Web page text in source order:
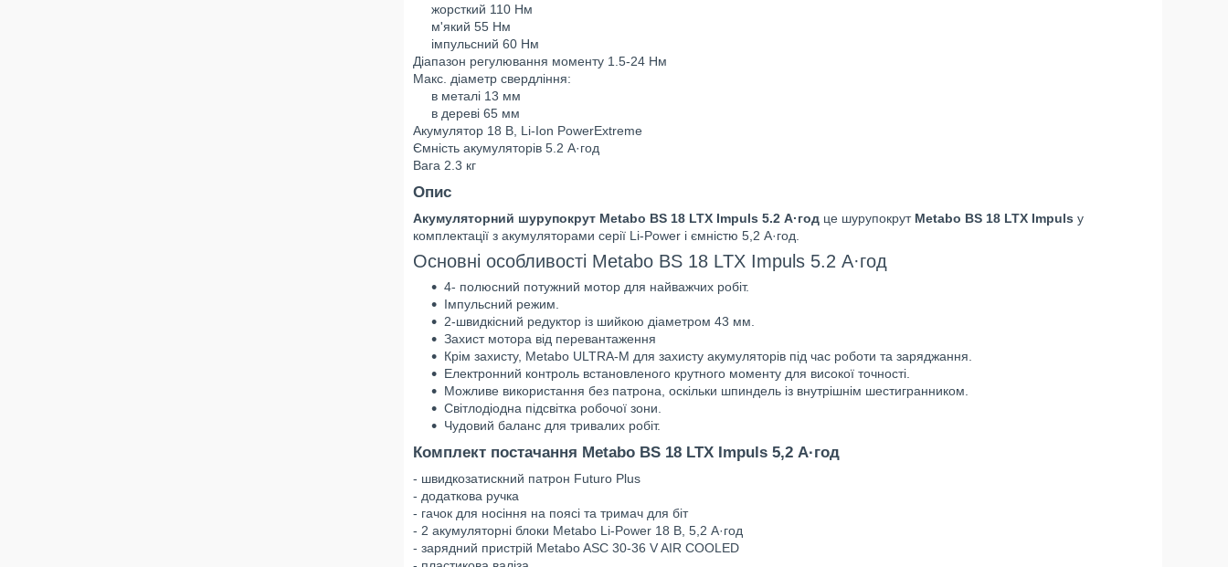
жорсткий 110 Нм
м'який 55 Нм
імпульсний 60 Нм
Діапазон регулювання моменту 1.5-24 Нм
Макс. діаметр свердління:
в металі 13 мм
в дереві 65 мм
Акумулятор 18 В, Li-Ion PowerExtreme
Ємність акумуляторів 5.2 А·год
Вага 2.3 кг
Опис
Акумуляторний шурупокрут Metabo BS 18 LTX Impuls 5.2 А·год це шурупокрут Metabo BS 18 LTX Impuls у
комплектації з акумуляторами серії Li-Power і ємністю 5,2 А·год.
Основні особливості Metabo BS 18 LTX Impuls 5.2 А·год
4- полюсний потужний мотор для найважчих робіт.
Імпульсний режим.
2-швидкісний редуктор із шийкою діаметром 43 мм.
Захист мотора від перевантаження
Крім захисту, Metabo ULTRA-M для захисту акумуляторів під час роботи та заряджання.
Електронний контроль встановленого крутного моменту для високої точності.
Можливе використання без патрона, оскільки шпиндель із внутрішнім шестигранником.
Світлодіодна підсвітка робочої зони.
Чудовий баланс для тривалих робіт.
Комплект постачання Metabo BS 18 LTX Impuls 5,2 А·год
- швидкозатискний патрон Futuro Plus
- додаткова ручка
- гачок для носіння на поясі та тримач для біт
- 2 акумуляторні блоки Metabo Li-Power 18 В, 5,2 А·год
- зарядний пристрій Metabo ASC 30-36 V AIR COOLED